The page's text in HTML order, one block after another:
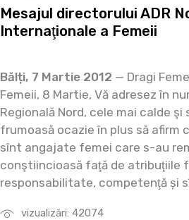
vizualizări: 42074
Mesajul directorului ADR
Internaţionale a Femeii
Bălți, 7 Martie 2012 — Dragi
Femeii, 8 Martie, Vă adresez în
Regională Nord, cele mai calde
frumoasă ocazie în plus să afirm
sînt angajate femei care s-au
conştiincioasă faţă de atribuţiile
responsabilitate, competenţă și